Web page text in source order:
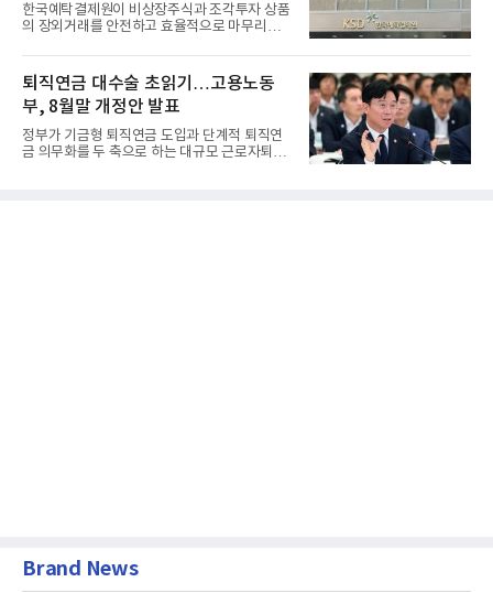
한국예탁결제원이 비상장주식과 조각투자 상품
의 장외거래를 안전하고 효율적으로 마무리하기
퇴직연금 대수술 초읽기…고용노동
부, 8월말 개정안 발표
정부가 기금형 퇴직연금 도입과 단계적 퇴직연
금 의무화를 두 축으로 하는 대규모 근로자퇴직
Brand News